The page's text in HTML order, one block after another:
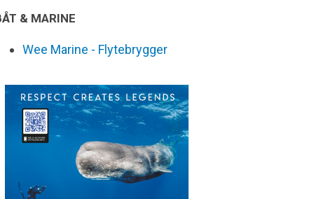
& MARINE
Wee Marine - Flytebrygger